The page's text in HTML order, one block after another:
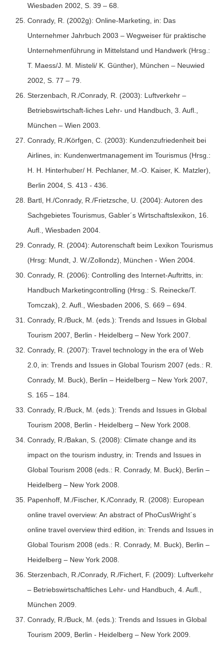
Wiesbaden 2002, S. 39 – 68.
Conrady, R. (2002g): Online-Marketing, in: Das
Unternehmer Jahrbuch 2003 – Wegweiser für praktische
Unternehmenführung in Mittelstand und Handwerk (Hrsg.:
T. Maess/J. M. Misteli/ K. Günther), München – Neuwied
2002, S. 77 – 79.
Sterzenbach, R./Conrady, R. (2003): Luftverkehr –
Betriebswirtschaft-liches Lehr- und Handbuch, 3. Aufl.,
München – Wien 2003.
Conrady, R./Körfgen, C. (2003): Kundenzufriedenheit bei
Airlines, in: Kundenwertmanagement im Tourismus (Hrsg.:
H. H. Hinterhuber/ H. Pechlaner, M.-O. Kaiser, K. Matzler),
Berlin 2004, S. 413 - 436.
Bartl, H./Conrady, R./Frietzsche, U. (2004): Autoren des
Sachgebietes Tourismus, Gabler´s Wirtschaftslexikon, 16.
Aufl., Wiesbaden 2004.
Conrady, R. (2004): Autorenschaft beim Lexikon Tourismus
(Hrsg: Mundt, J. W./Zollondz), München - Wien 2004.
Conrady, R. (2006): Controlling des Internet-Auftritts, in:
Handbuch Marketingcontrolling (Hrsg.: S. Reinecke/T.
Tomczak), 2. Aufl., Wiesbaden 2006, S. 669 – 694.
Conrady, R./Buck, M. (eds.): Trends and Issues in Global
Tourism 2007, Berlin - Heidelberg – New York 2007.
Conrady, R. (2007): Travel technology in the era of Web
2.0, in: Trends and Issues in Global Tourism 2007 (eds.: R.
Conrady, M. Buck), Berlin – Heidelberg – New York 2007,
S. 165 – 184.
Conrady, R./Buck, M. (eds.): Trends and Issues in Global
Tourism 2008, Berlin - Heidelberg – New York 2008.
Conrady, R./Bakan, S. (2008): Climate change and its
impact on the tourism industry, in: Trends and Issues in
Global Tourism 2008 (eds.: R. Conrady, M. Buck), Berlin –
Heidelberg – New York 2008.
Papenhoff, M./Fischer, K./Conrady, R. (2008): European
online travel overview: An abstract of PhoCusWright´s
online travel overview third edition, in: Trends and Issues in
Global Tourism 2008 (eds.: R. Conrady, M. Buck), Berlin –
Heidelberg – New York 2008.
Sterzenbach, R./Conrady, R./Fichert, F. (2009): Luftverkehr
– Betriebswirtschaftliches Lehr- und Handbuch, 4. Aufl.,
München 2009.
Conrady, R./Buck, M. (eds.): Trends and Issues in Global
Tourism 2009, Berlin - Heidelberg – New York 2009.